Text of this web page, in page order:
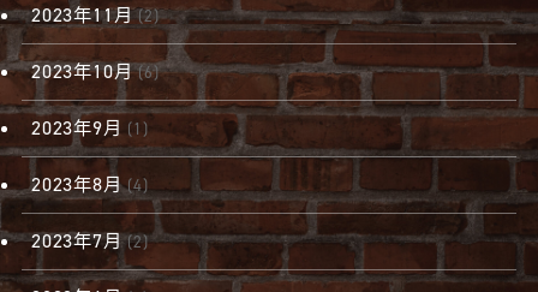
2023年11月(2)
2023年10月(6)
2023年9月 (1)
2023年8月(4)
2023年7月(2)